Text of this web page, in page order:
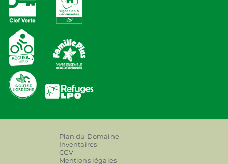
Plan du Domaine
Inventaires
CGV
Mentions légales